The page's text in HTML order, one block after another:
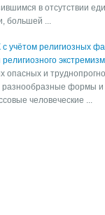
в отсутствии
большей ...
учётом религиозных
опасных и
разнообразные формы
человеческие ...